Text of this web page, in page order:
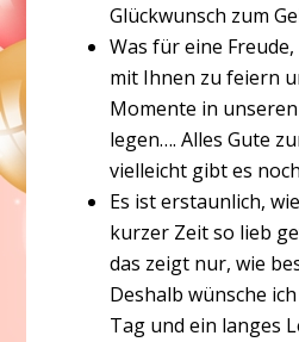
Glückwunsch zum
Was für eine
mit Ihnen zu feiern
Momente in
legen…. Alles Gute
vielleicht gibt es
Es ist erstaunlich,
kurzer Zeit so lieb
das zeigt nur, wie
Deshalb wünsche
Tag und ein langes